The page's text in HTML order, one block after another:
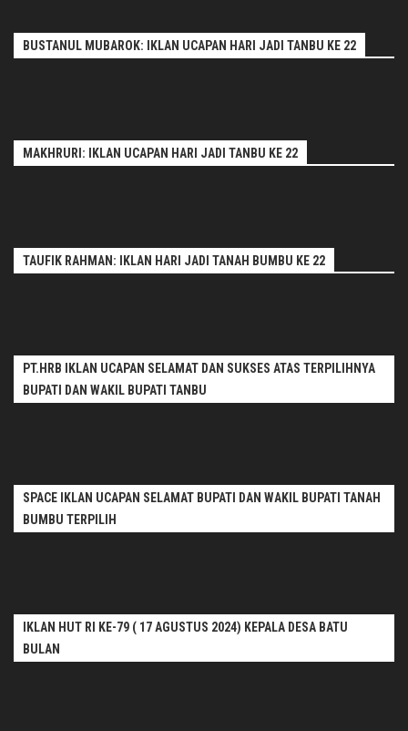
BUSTANUL MUBAROK: IKLAN UCAPAN HARI JADI TANBU KE 22
MAKHRURI: IKLAN UCAPAN HARI JADI TANBU KE 22
TAUFIK RAHMAN: IKLAN HARI JADI TANAH BUMBU KE 22
PT.HRB IKLAN UCAPAN SELAMAT DAN SUKSES ATAS TERPILIHNYA
BUPATI DAN WAKIL BUPATI TANBU
SPACE IKLAN UCAPAN SELAMAT BUPATI DAN WAKIL BUPATI TANAH
BUMBU TERPILIH
IKLAN HUT RI KE-79 ( 17 AGUSTUS 2024) KEPALA DESA BATU
BULAN